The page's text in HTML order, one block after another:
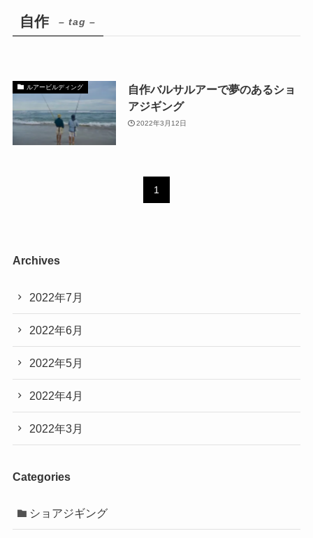
自作 – tag –
ルアービルディング
自作バルサルアーで夢のあるショ
アジギング
2022年3月12日
1
Archives
2022年7月
2022年6月
2022年5月
2022年4月
2022年3月
Categories
ショアジギング